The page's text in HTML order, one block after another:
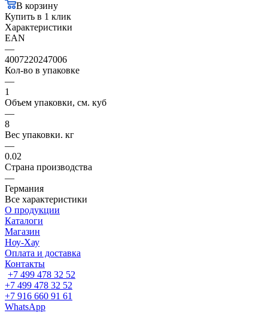
В корзину
Купить в 1 клик
Характеристики
EAN
—
4007220247006
Кол-во в упаковке
—
1
Объем упаковки, см. куб
—
8
Вес упаковки. кг
—
0.02
Страна производства
—
Германия
Все характеристики
О продукции
Каталоги
Магазин
Ноу-Хау
Оплата и доставка
Контакты
+7 499 478 32 52
+7 499 478 32 52
+7 916 660 91 61
WhatsApp